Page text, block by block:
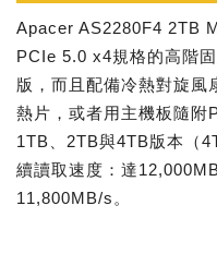
Apacer AS2280F4 2TB
PCIe 5.0 x4規格的高階
版，而且配備冷熱對旋風
熱片，或者用主機板隨
1TB、2TB與4TB版本（
續讀取速度：達
11,800MB/s。